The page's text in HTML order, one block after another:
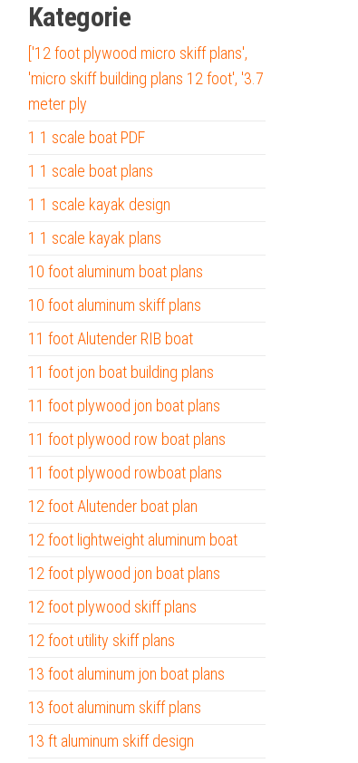
Kategorie
['12 foot plywood micro skiff plans',
'micro skiff building plans 12 foot', '3.7
meter ply
1 1 scale boat PDF
1 1 scale boat plans
1 1 scale kayak design
1 1 scale kayak plans
10 foot aluminum boat plans
10 foot aluminum skiff plans
11 foot Alutender RIB boat
11 foot jon boat building plans
11 foot plywood jon boat plans
11 foot plywood row boat plans
11 foot plywood rowboat plans
12 foot Alutender boat plan
12 foot lightweight aluminum boat
12 foot plywood jon boat plans
12 foot plywood skiff plans
12 foot utility skiff plans
13 foot aluminum jon boat plans
13 foot aluminum skiff plans
13 ft aluminum skiff design